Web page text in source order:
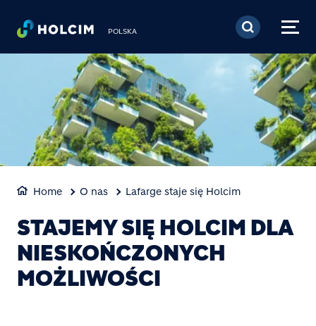
Skip to main content
POLSKA
Home O nas Lafarge staje się Holcim
STAJEMY SIĘ HOLCIM DLA
NIESKOŃCZONYCH
MOŻLIWOŚCI